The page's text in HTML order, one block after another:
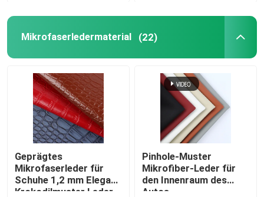
Mikrofaserledermaterial (22)
Geprägtes
Mikrofaserleder für
Schuhe 1,2 mm Eleganz
Krokodilmuster Leder
Pinhole-Muster
Mikrofiber-Leder für
den Innenraum des
Autos